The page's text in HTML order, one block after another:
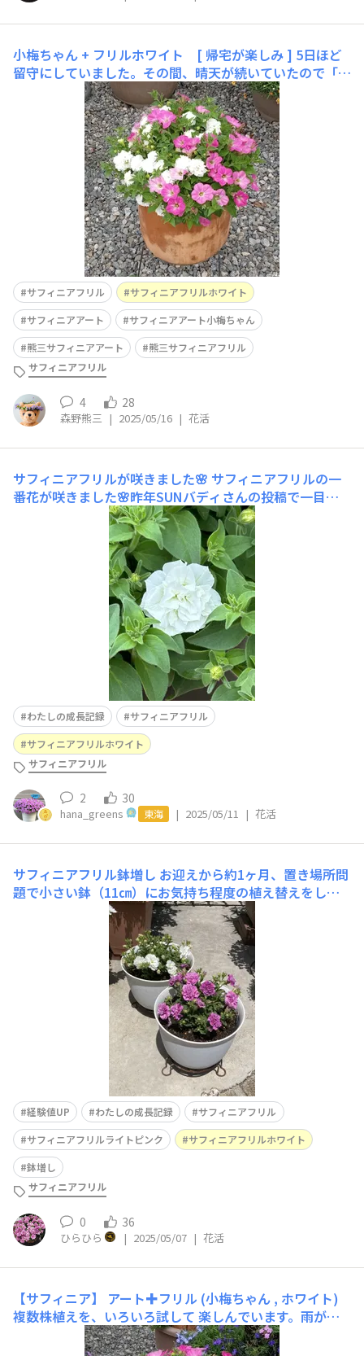
小梅ちゃん + フリルホワイト [ 帰宅が楽しみ ] 5日ほど
留守にしていました。その間、晴天が続いていたので「お
花が咲き進んでるかな～♬」と帰宅を楽しみにしていまし
た(⁠ ⁠ꈍ⁠ᴗ⁠ꈍ⁠)♪2025/05/06🔗の投稿画像です。比べると、10
日間で一回り大きく育ったのが分かります(о´∀`о)
サフィニアフリル
サフィニアフリルホワイト
サフィニアアート
サフィニアアート小梅ちゃん
熊三サフィニアアート
熊三サフィニアフリル
サフィニアフリル
4 28
森野熊三 | 2025/05/16 | 花活
サフィニアフリルが咲きました🌸 サフィニアフリルの一
番花が咲きました🌸昨年SUNバディさんの投稿で一目惚
れしたサフィニアフリルホワイト🌱遠征してお迎えして８
号鉢に２株植えしてあります🪴 清楚で可愛いホワイトや
っぱり素敵でした〜😍満開が楽しみです😊
わたしの成長記録
サフィニアフリル
サフィニアフリルホワイト
サフィニアフリル
2 30
hana_greens 東海 | 2025/05/11 | 花活
サフィニアフリル鉢増し お迎えから約1ヶ月、置き場所問
題で小さい鉢（11㎝）にお気持ち程度の植え替えをして
ましたが、ようやく８号鉢に鉢増ししました！ライトピン
クの根鉢ホワイトの根鉢去年この鉢を使った時、中の根鉢
にビッシリ藻が生えたのがとてもイヤで😓光を通しにく
いように土の袋を切って仕込みました！（隙間があるのは
経験値UP わたしの成長記録
サフィニアフリル
サフィニアフリルライトピンク
サフィニアフリルホワイト
鉢増し
サフィニアフリル
0 36
ひらひら | 2025/05/07 | 花活
【サフィニア】 アート✚フリル (小梅ちゃん , ホワイト)
複数株植えを、いろいろ試して 楽しんでいます。雨が降
る前に📸ﾊﾟｼｬﾘ小梅ちゃんが 苗の時に ひと手間 加えてみ
ました。買ってきた新苗の枝付きが、正多角形の中心点か